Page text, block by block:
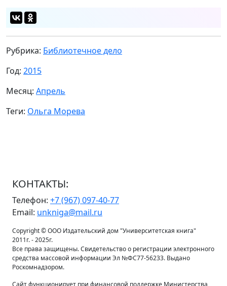
Рубрика: Библиотечное дело
Год: 2015
Месяц: Апрель
Теги: Ольга Морева
КОНТАКТЫ:
Телефон: +7 (967) 097-40-77
Email: unkniga@mail.ru
Copyright © ООО Издательский дом "Университетская книга"
2011г. - 2025г.
Все права защищены. Свидетельство о регистрации электронного
средства массовой информации Эл №ФС77-56233. Выдано
Роскомнадзором.